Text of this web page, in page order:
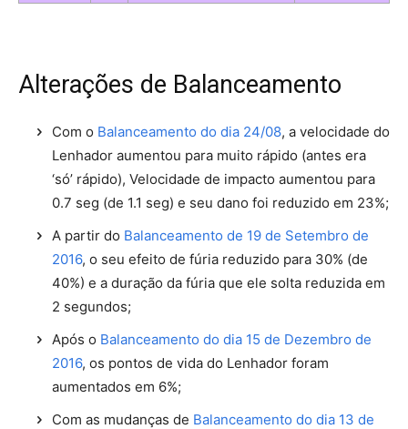
Alterações de Balanceamento
Com o Balanceamento do dia 24/08, a velocidade do
Lenhador aumentou para muito rápido (antes era
‘só’ rápido), Velocidade de impacto aumentou para
0.7 seg (de 1.1 seg) e seu dano foi reduzido em 23%;
A partir do Balanceamento de 19 de Setembro de
2016, o seu efeito de fúria reduzido para 30% (de
40%) e a duração da fúria que ele solta reduzida em
2 segundos;
Após o Balanceamento do dia 15 de Dezembro de
2016, os pontos de vida do Lenhador foram
aumentados em 6%;
Com as mudanças de Balanceamento do dia 13 de